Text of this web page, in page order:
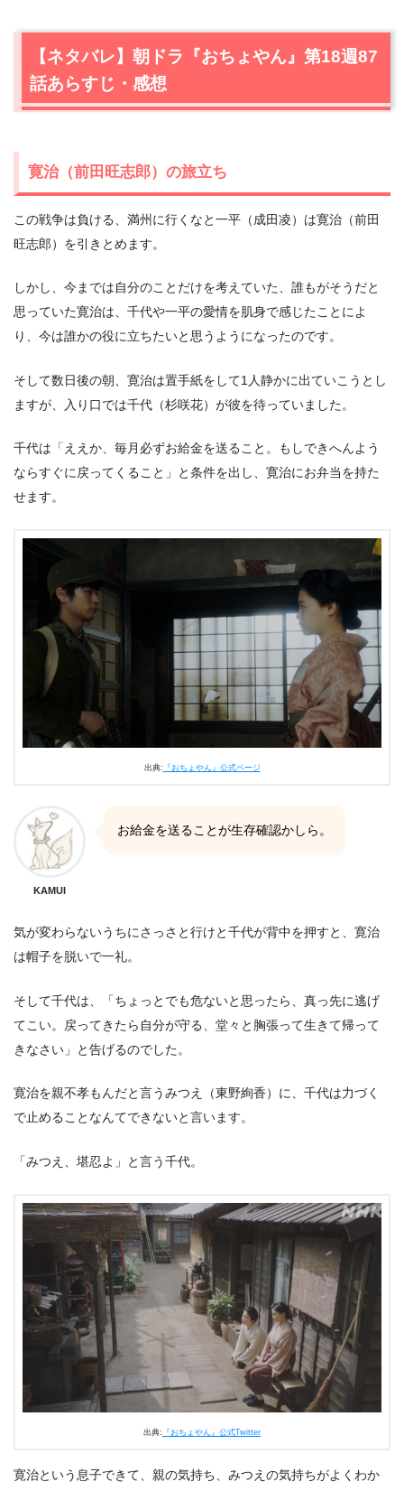
【ネタバレ】朝ドラ『おちょやん』第18週87
話あらすじ・感想
寛治（前田旺志郎）の旅立ち
この戦争は負ける、満州に行くなと一平（成田凌）は寛治（前田
旺志郎）を引きとめます。
しかし、今までは自分のことだけを考えていた、誰もがそうだと
思っていた寛治は、千代や一平の愛情を肌身で感じたことによ
り、今は誰かの役に立ちたいと思うようになったのです。
そして数日後の朝、寛治は置手紙をして1人静かに出ていこうとし
ますが、入り口では千代（杉咲花）が彼を待っていました。
千代は「ええか、毎月必ずお給金を送ること。もしできへんよう
ならすぐに戻ってくること」と条件を出し、寛治にお弁当を持た
せます。
出典: 『おちょやん』公式ページ
KAMUI
お給金を送ることが生存確認かしら。
気が変わらないうちにさっさと行けと千代が背中を押すと、寛治
は帽子を脱いで一礼。
そして千代は、「ちょっとでも危ないと思ったら、真っ先に逃げ
てこい。戻ってきたら自分が守る、堂々と胸張って生きて帰って
きなさい」と告げるのでした。
寛治を親不孝もんだと言うみつえ（東野絢香）に、千代は力づく
で止めることなんてできないと言います。
「みつえ、堪忍よ」と言う千代。
出典: 『おちょやん』公式Twitter
寛治という息子できて、親の気持ち、みつえの気持ちがよくわか